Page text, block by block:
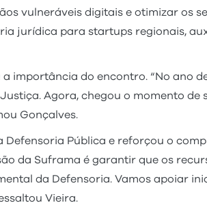
vulneráveis digitais e otimizar os
jurídica para startups regionais,
importância do encontro. “No ano
Agora, chegou o momento de
Gonçalves.
Pública e reforçou o
da Suframa é garantir que os
da Defensoria. Vamos apoiar
Vieira.